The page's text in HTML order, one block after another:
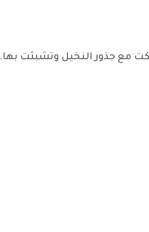
مع جذور النخيل وتشبثت بها.